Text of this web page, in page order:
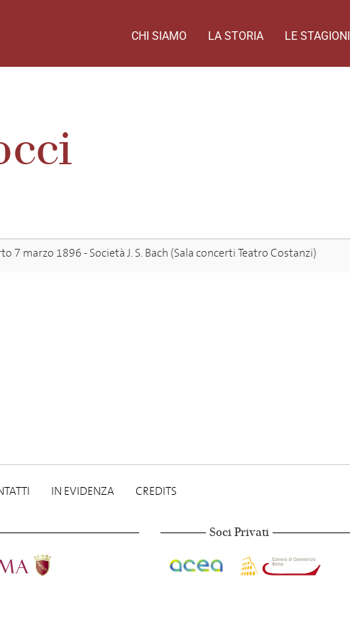
CHI SIAMO LA STORIA LE STAGIONI
7 marzo 1896 - Società J. S. Bach (Sala concerti Teatro Costanzi)
IN EVIDENZA CREDITS
Soci Privati